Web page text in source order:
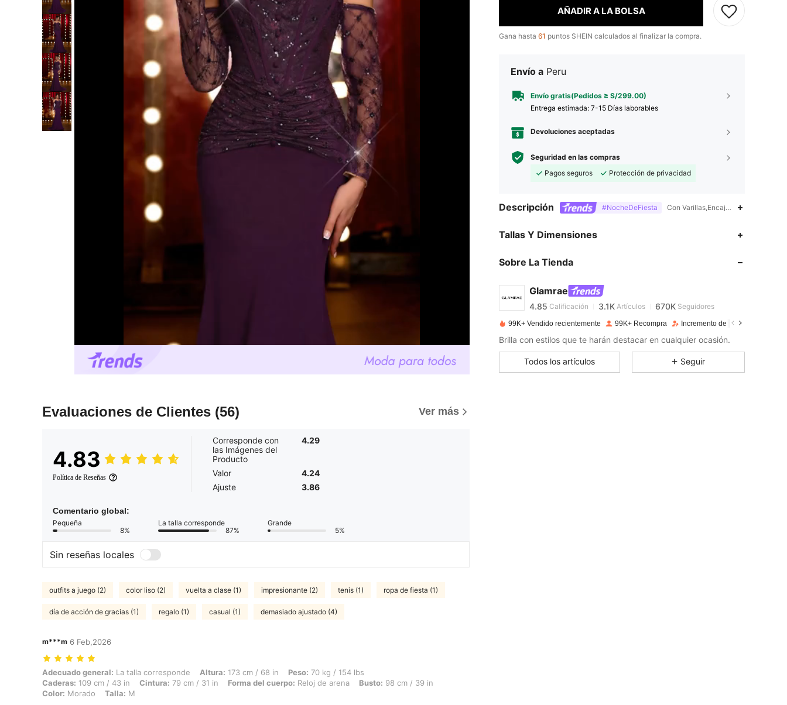
Evaluaciones de Clientes (56) Ver más
4.83
Política de Reseñas
Corresponde con
las Imágenes del
Producto
4.29
Valor
4.24
Ajuste
3.86
Comentario global:
Pequeña
8%
La talla corresponde
87%
Grande
5%
Sin reseñas locales
outfits a juego (2) color liso (2) vuelta a clase (1) impresionante (2) tenis (1) ropa de fiesta (1)
día de acción de gracias (1) regalo (1) casual (1) demasiado ajustado (4)
m***m 6 Feb,2026
Adecuado general: La talla corresponde, Altura: 173 cm / 68 in, Peso: 70 kg / 154 lbs, Caderas: 109 cm / 43 in, Cintura: 79 cm / 31 in, Forma del cuerpo: Reloj de arena, Busto: 98 cm / 39 in, Color: Morado, Talla: M
Adecuado general: La talla corresponde Altura: 173 cm / 68 in Peso: 70 kg / 154 lbs
Caderas: 109 cm / 43 in Cintura: 79 cm / 31 in Forma del cuerpo: Reloj de arena Busto: 98 cm / 39 in
Color: Morado Talla: M
AÑADIR A LA BOLSA
Gana hasta 61 puntos SHEIN calculados al finalizar la compra.
Envío a Peru
Envío gratis(Pedidos ≥ S/299.00)
Entrega estimada: 7-15 Días laborables
Devoluciones aceptadas
Seguridad en las compras
Pagos seguros
Protección de privacidad
Descripción #NocheDeFiesta Con Varillas,Encaje en
Tallas Y Dimensiones
Sobre La Tienda
Glamrae
4.85 Calificación 3.1K Artículos 670K Seguidores
4.85 670K
99K+ Vendido recientemente 99K+ Recompra Incremento de seguidores de
Brilla con estilos que te harán destacar en cualquier ocasión.
Todos los artículos Seguir